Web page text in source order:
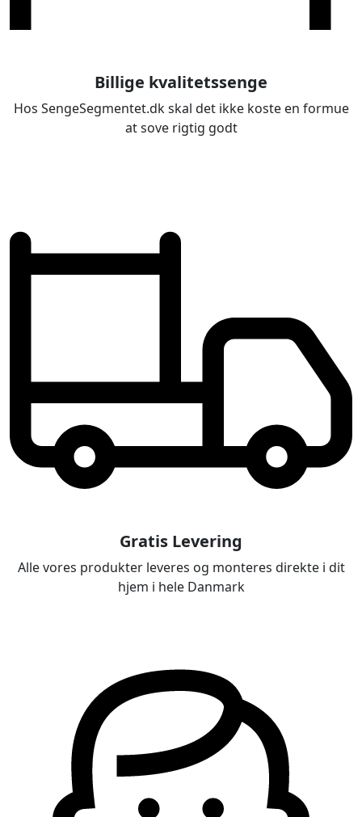
Billige kvalitetssenge
Hos SengeSegmentet.dk skal det ikke koste en formue
at sove rigtig godt
Gratis Levering
Alle vores produkter leveres og monteres direkte i dit
hjem i hele Danmark